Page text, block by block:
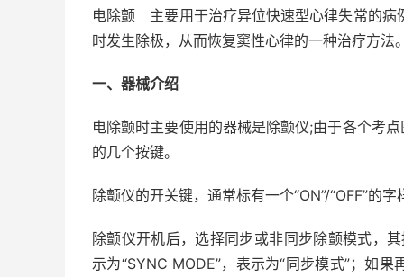
电除颤 主要用于治疗异位快速型心律失常的病
时发生除极，从而恢复窦性心律的一种治疗方法
一、器械介绍
电除颤时主要使用的器械是除颤仪;由于各个考
的几个按键。
除颤仪的开关键，通常标有一个“ON”/“OFF”的
除颤仪开机后，选择同步或非同步除颤模式，
示为“SYNC MODE”，表示为“同步模式”；如